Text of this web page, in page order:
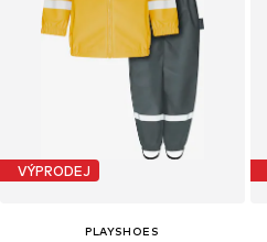
VÝPRODEJ
PLAYSHOES